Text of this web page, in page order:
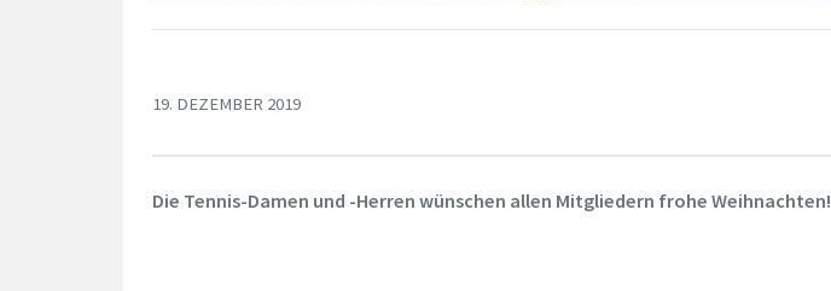
19. DEZEMBER 2019
Die Tennis-Damen und -Herren wünschen allen Mitgliedern frohe Weihnachten!